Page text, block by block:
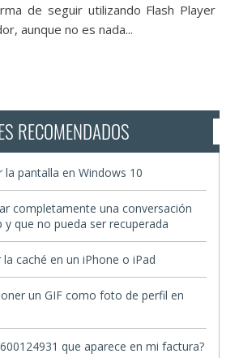
de seguir utilizando Flash Player
aunque no es nada...
RECOMENDADOS
la pantalla en Windows 10
completamente una conversación
y que no pueda ser recuperada
caché en un iPhone o iPad
un GIF como foto de perfil en
que aparece en mi factura?